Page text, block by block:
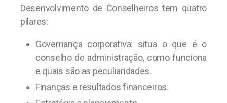
Desenvolvimento de Conselheiros tem quatro
pilares:
Governança corporativa: situa o que é o
conselho de administração, como funciona
e quais são as peculiaridades.
Finanças e resultados financeiros.